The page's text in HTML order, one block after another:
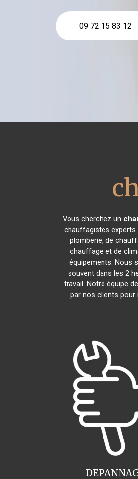
09 72 15 83 12
Vous cherchez un
chauffagistes experts
plomberie, de
chauffage et de
équipements. Nous
souvent dans les 2
travail. Notre équipe
par nos clients pour